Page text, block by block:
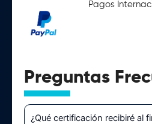
Pagos
Preguntas
¿Qué certificación recibiré al